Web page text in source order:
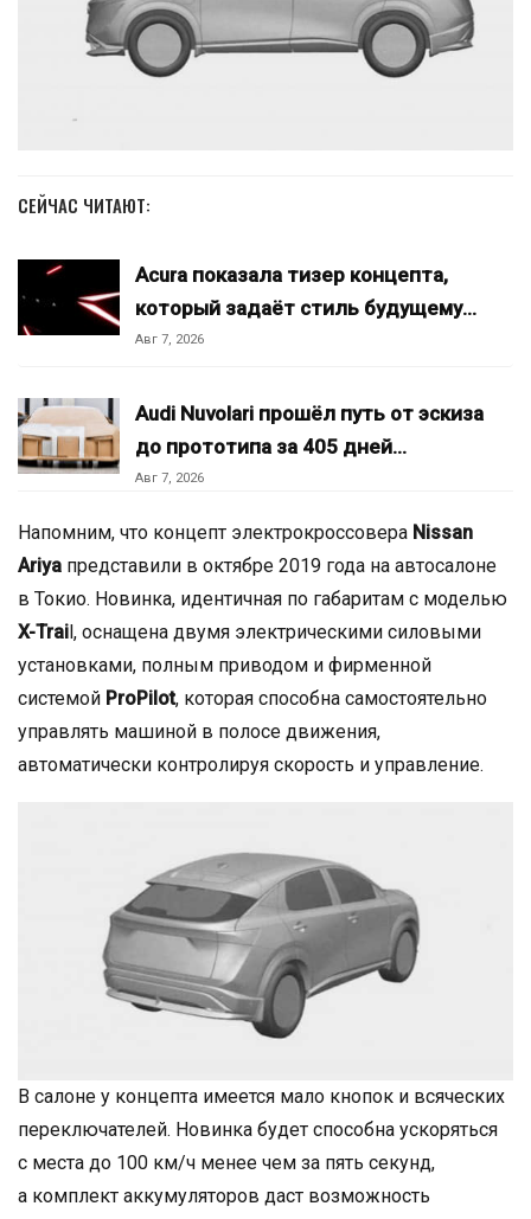
СЕЙЧАС ЧИТАЮТ:
Acura показала тизер концепта,
который задаёт стиль будущему…
Авг 7, 2026
Audi Nuvolari прошёл путь от эскиза
до прототипа за 405 дней…
Авг 7, 2026
Напомним, что концепт электрокроссовера Nissan
Ariya представили в октябре 2019 года на автосалоне
в Токио. Новинка, идентичная по габаритам с моделью
X-Trai l, оснащена двумя электрическими силовыми
установками, полным приводом и фирменной
системой ProPilot, которая способна самостоятельно
управлять машиной в полосе движения,
автоматически контролируя скорость и управление.
В салоне у концепта имеется мало кнопок и всяческих
переключателей. Новинка будет способна ускоряться
с места до 100 км/ч менее чем за пять секунд,
а комплект аккумуляторов даст возможность